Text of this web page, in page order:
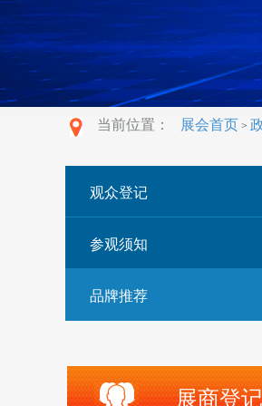
当前位置： 展会首页 >
观众登记
参观须知
品牌推荐
展商登记